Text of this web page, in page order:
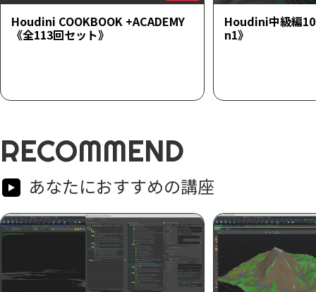
Houdini COOKBOOK +ACADEMY
《全113回セット》
Houdini中級編
n1》
RECOMMEND
あなたにおすすめの講座